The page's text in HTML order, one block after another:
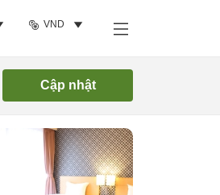
VND
Cập nhật
Tìm phòng trống